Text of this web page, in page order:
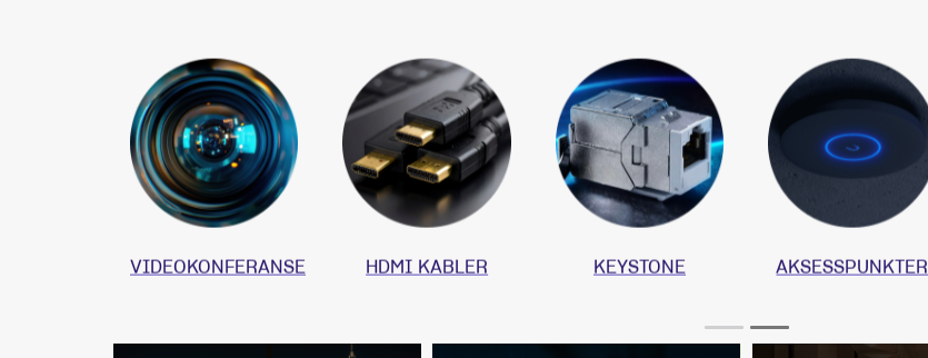
VIDEOKONFERANSE HDMI KABLER KEYSTONE AKSESSPUNKTER